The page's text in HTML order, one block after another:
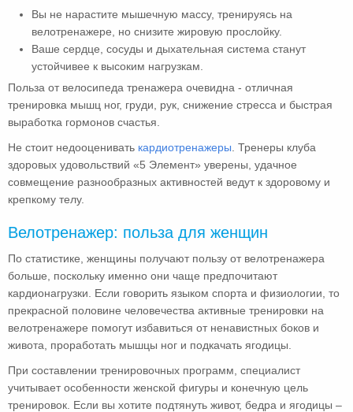
Вы не нарастите мышечную массу, тренируясь на
велотренажере, но снизите жировую прослойку.
Ваше сердце, сосуды и дыхательная система станут
устойчивее к высоким нагрузкам.
Польза от велосипеда тренажера очевидна - отличная
тренировка мышц ног, груди, рук, снижение стресса и быстрая
выработка гормонов счастья.
Не стоит недооценивать кардиотренажеры . Тренеры клуба
здоровых удовольствий «5 Элемент» уверены, удачное
совмещение разнообразных активностей ведут к здоровому и
крепкому телу.
Велотренажер: польза для женщин
По статистике, женщины получают пользу от велотренажера
больше, поскольку именно они чаще предпочитают
кардионагрузки. Если говорить языком спорта и физиологии, то
прекрасной половине человечества активные тренировки на
велотренажере помогут избавиться от ненавистных боков и
живота, проработать мышцы ног и подкачать ягодицы.
При составлении тренировочных программ, специалист
учитывает особенности женской фигуры и конечную цель
тренировок. Если вы хотите подтянуть живот, бедра и ягодицы –